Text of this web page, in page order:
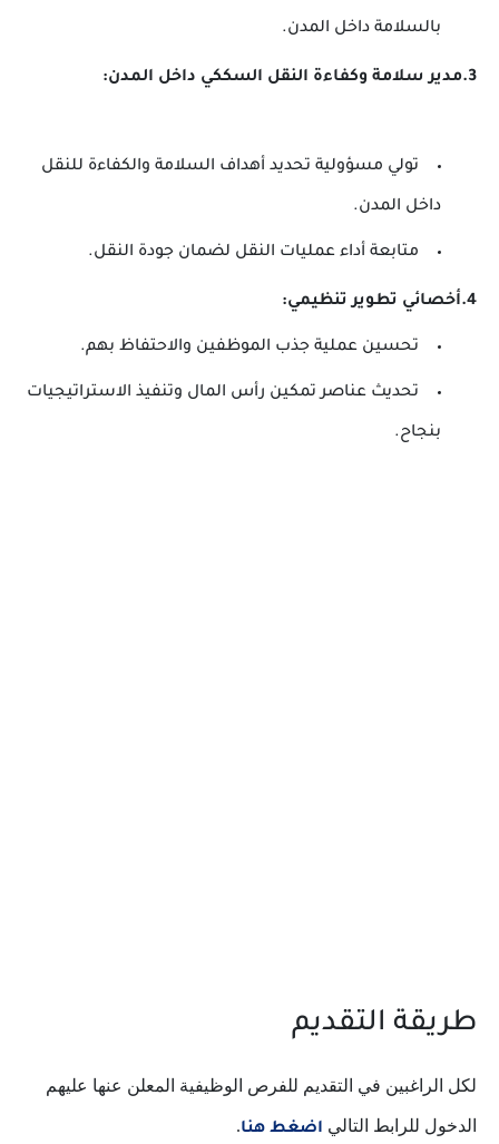
بالسلامة داخل المدن.
3.مدير سلامة وكفاءة النقل السككي داخل المدن:
تولي مسؤولية تحديد أهداف السلامة والكفاءة للنقل
داخل المدن.
متابعة أداء عمليات النقل لضمان جودة النقل.
4.أخصائي تطوير تنظيمي:
تحسين عملية جذب الموظفين والاحتفاظ بهم.
تحديث عناصر تمكين رأس المال وتنفيذ الاستراتيجيات
بنجاح.
طريقة التقديم
لكل الراغبين في التقديم للفرص الوظيفية المعلن عنها عليهم
الدخول للرابط التالي اضغط هنا.